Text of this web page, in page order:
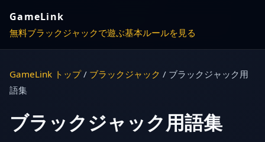
GameLink
無料ブラックジャックで遊ぶ基本ルールを見る
GameLink トップ/ ブラックジャック / ブラックジャック用
語集
ブラックジャック用語集